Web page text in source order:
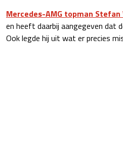
Mercedes-AMG topman
en heeft daarbij aangegeven dat
Ook legde hij uit wat er precies